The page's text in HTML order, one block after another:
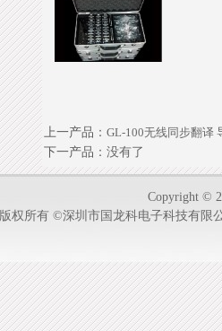
上一产品 ： GL-100无线同步翻译
下一产品 ：没有了
Copyright ©
版权所有 ©深圳市国龙科电子科技有限